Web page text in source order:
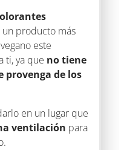
producto más
este
ti, ya que no tiene
provenga de los
en un lugar que
ventilación para